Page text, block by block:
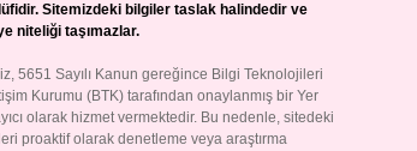
Sitemizdeki bilgiler taslak halindedir ve
niteliği taşımazlar.
5651 Sayılı Kanun gereğince Bilgi Teknolojileri
Kurumu (BTK) tarafından onaylanmış bir Yer
olarak hizmet vermektedir. Bu nedenle, sitedeki
proaktif olarak denetleme veya araştırma